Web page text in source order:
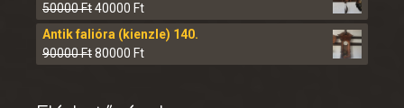
50000Ft40000 Ft
Antik falióra (kienzle) 140.
90000Ft80000 Ft